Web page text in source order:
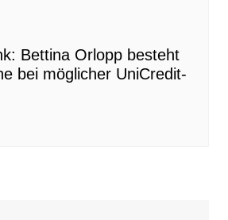
Bettina Orlopp besteht
bei möglicher UniCredit-